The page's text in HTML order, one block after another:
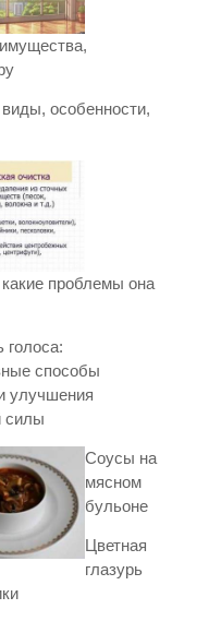
особенности,
проблемы она
голоса:
способы
улучшения
силы
Соусы на
мясном
бульоне
Цветная
глазурь